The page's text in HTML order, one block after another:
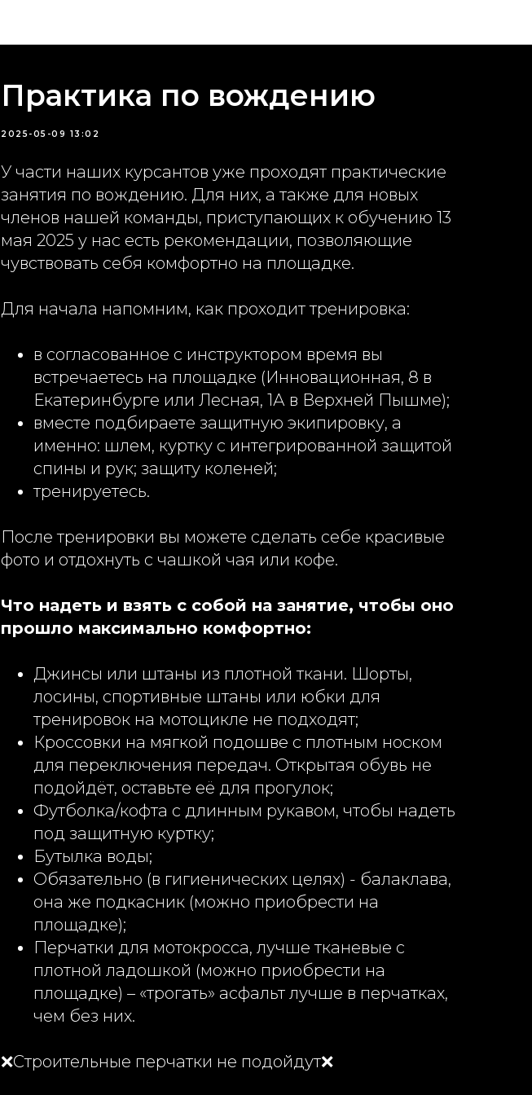
Практика по вождению
2025-05-09 13:02
У части наших курсантов уже проходят практические
занятия по вождению. Для них, а также для новых
членов нашей команды, приступающих к обучению 13
мая 2025 у нас есть рекомендации, позволяющие
чувствовать себя комфортно на площадке.
Для начала напомним, как проходит тренировка:
в согласованное с инструктором время вы
встречаетесь на площадке (Инновационная, 8 в
Екатеринбурге или Лесная, 1А в Верхней Пышме);
вместе подбираете защитную экипировку, а
именно: шлем, куртку с интегрированной защитой
спины и рук; защиту коленей;
тренируетесь.
После тренировки вы можете сделать себе красивые
фото и отдохнуть с чашкой чая или кофе.
Что надеть и взять с собой на занятие, чтобы оно
прошло максимально комфортно:
Джинсы или штаны из плотной ткани. Шорты,
лосины, спортивные штаны или юбки для
тренировок на мотоцикле не подходят;
Кроссовки на мягкой подошве с плотным носком
для переключения передач. Открытая обувь не
подойдёт, оставьте её для прогулок;
Футболка/кофта с длинным рукавом, чтобы надеть
под защитную куртку;
Бутылка воды;
Обязательно (в гигиенических целях) - балаклава,
она же подкасник (можно приобрести на
площадке);
Перчатки для мотокросса, лучше тканевые с
плотной ладошкой (можно приобрести на
площадке) – «трогать» асфальт лучше в перчатках,
чем без них.
❌Строительные перчатки не подойдут❌